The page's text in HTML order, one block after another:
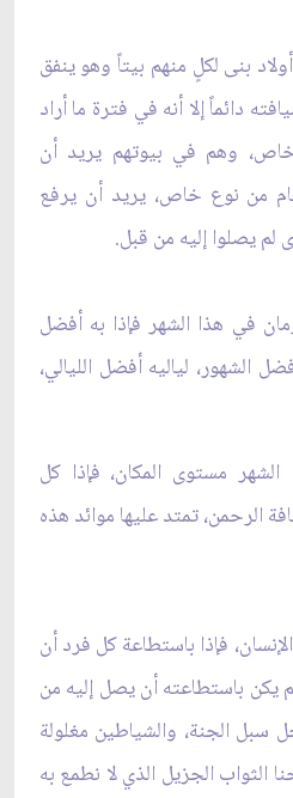
بنى لكلٍ منهم بيتاً وهو ينفق
دائماً إلا أنه في فترة ما أراد
وهم في بيوتهم يريد أن
من نوع خاص، يريد أن يرفع
لم يصلوا إليه من قبل.
في هذا الشهر فإذا به أفضل
الشهور، لياليه أفضل الليالي،
مستوى المكان، فإذا كل
الرحمن، تمتد عليها موائد هذه
فإذا باستطاعة كل فرد أن
يكن باستطاعته أن يصل إليه من
سبل الجنة، والشياطين مغلولة
الثواب الجزيل الذي لا نطمع به